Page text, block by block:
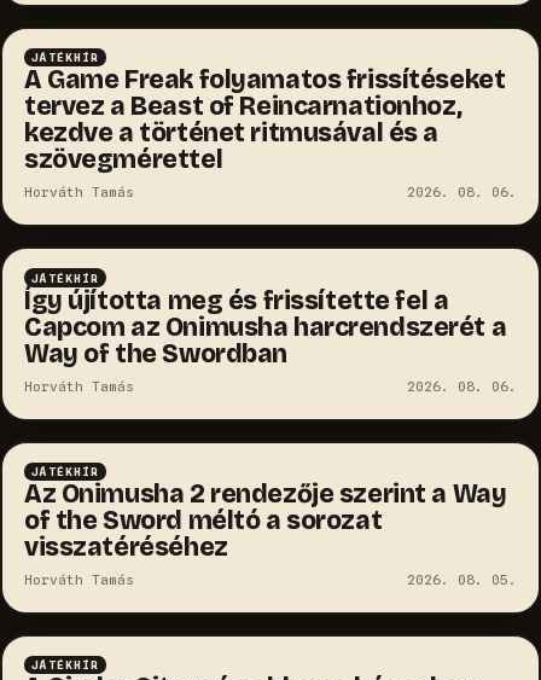
JÁTÉKHÍR
A Game Freak folyamatos frissítéseket
tervez a Beast of Reincarnationhoz,
kezdve a történet ritmusával és a
szövegmérettel
Horváth Tamás 2026. 08. 06.
JÁTÉKHÍR
Így újította meg és frissítette fel a
Capcom az Onimusha harcrendszerét a
Way of the Swordban
Horváth Tamás 2026. 08. 06.
JÁTÉKHÍR
Az Onimusha 2 rendezője szerint a Way
of the Sword méltó a sorozat
visszatéréséhez
Horváth Tamás 2026. 08. 05.
JÁTÉKHÍR